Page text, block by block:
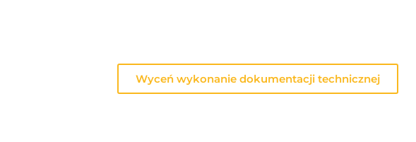
Wyceń wykonanie dokumentacji technicznej